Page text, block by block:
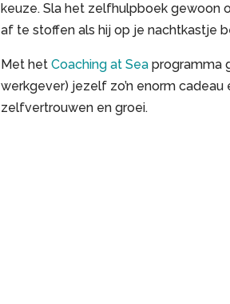
keuze. Sla het zelfhulpboek gewoon
af te stoffen als hij op je nachtkastje
Met het Coaching at Seaprogramma
werkgever) jezelf zo’n enorm cadeau
zelfvertrouwen en groei.